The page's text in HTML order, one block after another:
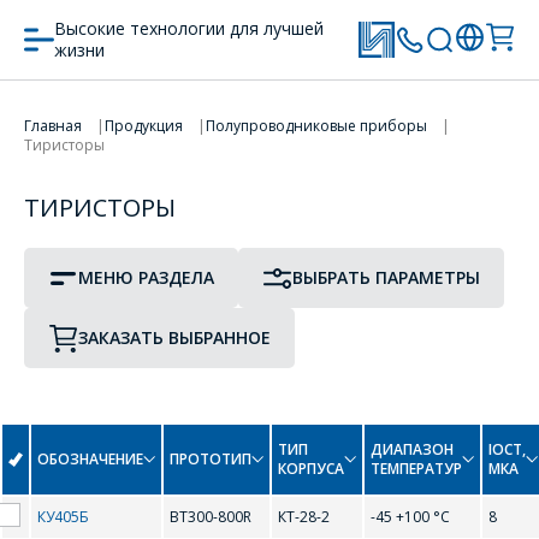
Высокие технологии для лучшей
жизни
Главная Продукция
Полупроводниковые приборы
Тиристоры
ТИРИСТОРЫ
МЕНЮ РАЗДЕЛА ВЫБРАТЬ ПАРАМЕТРЫ
ПРОТОТИП ТИП КОРПУСА
B
BT300-600R
ITH01-80
ЗАКАЗАТЬ ВЫБРАННОЕ
ПЕРЕЙТИ В КОРЗИНУ
ПРОДОЛЖИТЬ ПОКУПКИ
ОБОЗНАЧЕНИЕ ПРОТОТИП
ТИП
КОРПУСА
ДИАПАЗОН
ТЕМПЕРАТУР
IОСТ,
МКА
КУ405Б BT300-800R КТ-28-2 -45 +100 °С 8
ОФОРМИТЬ ЗАКАЗ